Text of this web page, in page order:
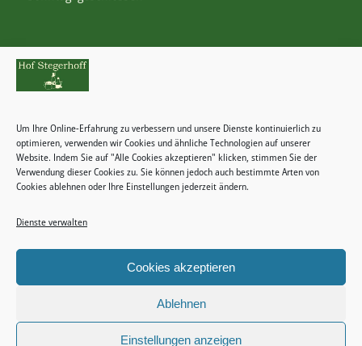
Um Ihre Online-Erfahrung zu verbessern und unsere Dienste kontinuierlich zu
optimieren, verwenden wir Cookies und ähnliche Technologien auf unserer
Website. Indem Sie auf "Alle Cookies akzeptieren" klicken, stimmen Sie der
Verwendung dieser Cookies zu. Sie können jedoch auch bestimmte Arten von
Cookies ablehnen oder Ihre Einstellungen jederzeit ändern.
Dienste verwalten
Cookies akzeptieren
Ablehnen
Einstellungen anzeigen
Rechtliches
Widerrufsbelehrung
2024 © Copyright - Stegerhoff -Enfold WordPress Theme by Kriesi